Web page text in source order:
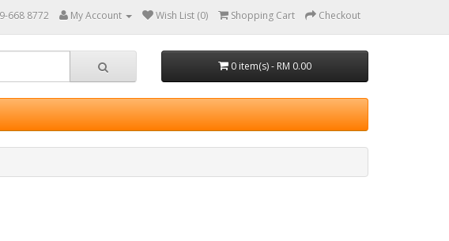
668 8772 My Account Wish List (0) Shopping Cart Checkout
0 item(s) - RM 0.00